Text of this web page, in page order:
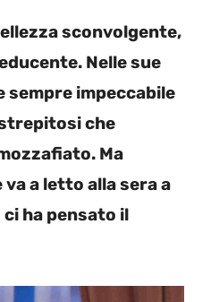
sconvolgente,
Nelle sue
impeccabile
che
Ma
a letto alla sera a
ha pensato il